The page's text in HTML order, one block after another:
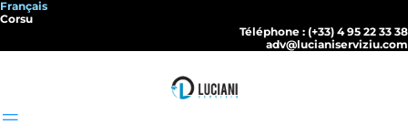
Français
Corsu
Téléphone : (+33) 4 95 22 33 38
adv@lucianiserviziu.com